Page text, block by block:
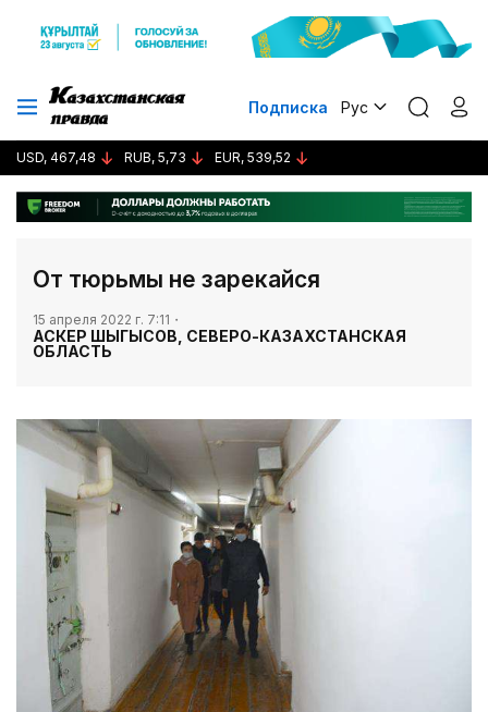
Подписка Рус
USD, 467,48 RUB, 5,73 EUR, 539,52
​​​​​​​От тюрьмы не зарекайся
15 апреля 2022 г. 7:11
АСКЕР ШЫГЫСОВ, СЕВЕРО-КАЗАХСТАНСКАЯ
ОБЛАСТЬ